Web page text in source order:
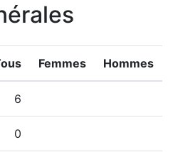
Femmes Hommes
6
0